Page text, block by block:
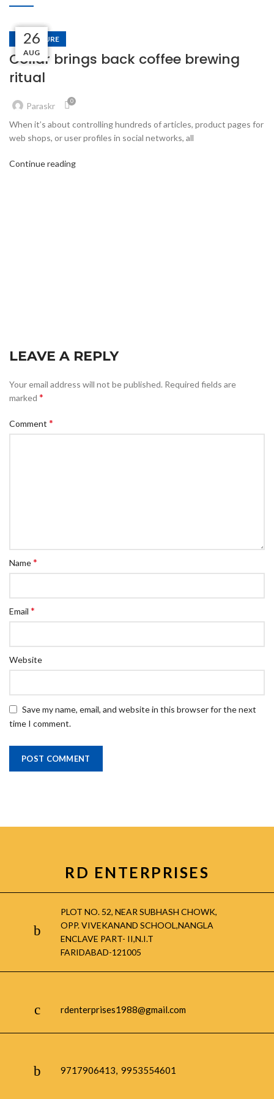
27
AUG
FURNITURE
Collar brings back coffee brewing
ritual
Paraskr 0
When it’s about controlling hundreds of articles, product pages for
web shops, or user profiles in social networks, all
Continue reading
27
AUG
26
AUG
26
AUG
LEAVE A REPLY
Your email address will not be published. Required fields are
marked *
Comment *
Name*
Email *
Website
Save my name, email, and website in this browser for the next
time I comment.
RD ENTERPRISES
PLOT NO. 52, NEAR SUBHASH CHOWK,
OPP. VIVEKANAND SCHOOL,NANGLA
ENCLAVE PART- II,N.I.T
FARIDABAD-121005
rdenterprises1988@gmail.com
9717906413, 9953554601